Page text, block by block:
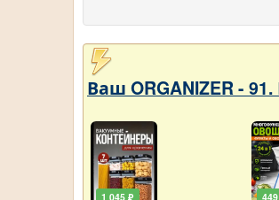
Ваш ORGANIZER -
1 045 ₽